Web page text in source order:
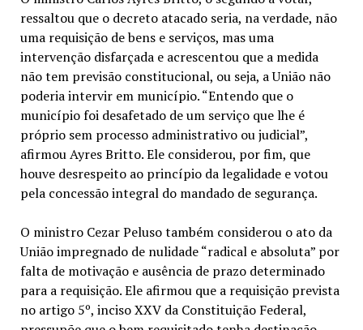
ressaltou que o decreto atacado seria, na verdade, não
uma requisição de bens e serviços, mas uma
intervenção disfarçada e acrescentou que a medida
não tem previsão constitucional, ou seja, a União não
poderia intervir em município. “Entendo que o
município foi desafetado de um serviço que lhe é
próprio sem processo administrativo ou judicial”,
afirmou Ayres Britto. Ele considerou, por fim, que
houve desrespeito ao princípio da legalidade e votou
pela concessão integral do mandado de segurança.
O ministro Cezar Peluso também considerou o ato da
União impregnado de nulidade “radical e absoluta” por
falta de motivação e ausência de prazo determinado
para a requisição. Ele afirmou que a requisição prevista
no artigo 5º, inciso XXV da Constituição Federal,